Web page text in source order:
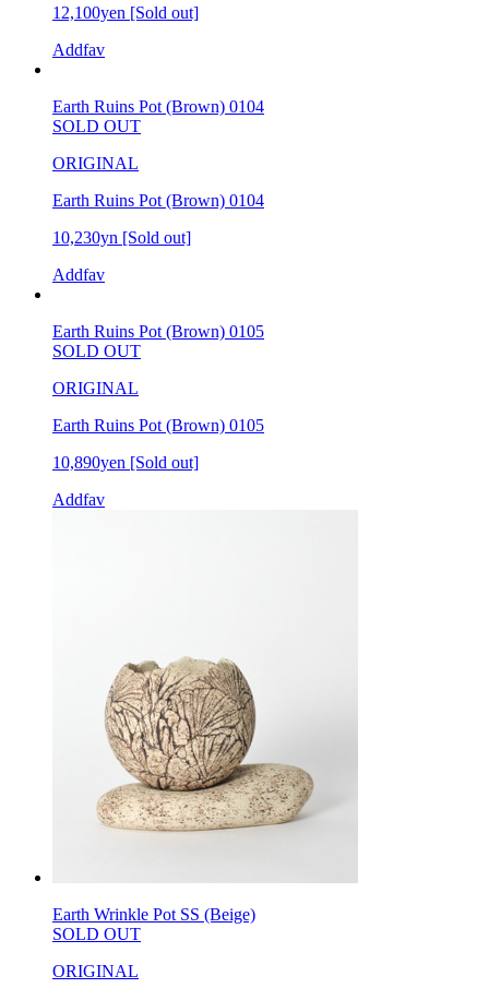
12,100yen [Sold out]
Addfav
Earth Ruins Pot (Brown) 0104
SOLD OUT
ORIGINAL
Earth Ruins Pot (Brown) 0104
10,230yn [Sold out]
Addfav
Earth Ruins Pot (Brown) 0105
SOLD OUT
ORIGINAL
Earth Ruins Pot (Brown) 0105
10,890yen [Sold out]
Addfav
Earth Wrinkle Pot SS (Beige)
SOLD OUT
ORIGINAL